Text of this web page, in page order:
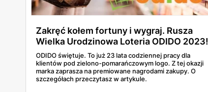
Zakręć kołem fortuny i wygraj. Rusza
Wielka Urodzinowa Loteria ODIDO 2023!
ODIDO świętuje. To już 23 lata codziennej pracy dla
klientów pod zielono-pomarańczowym logo. Z tej okazji
marka zaprasza na premiowane nagrodami zakupy. O
szczegółach przeczytasz w artykule.